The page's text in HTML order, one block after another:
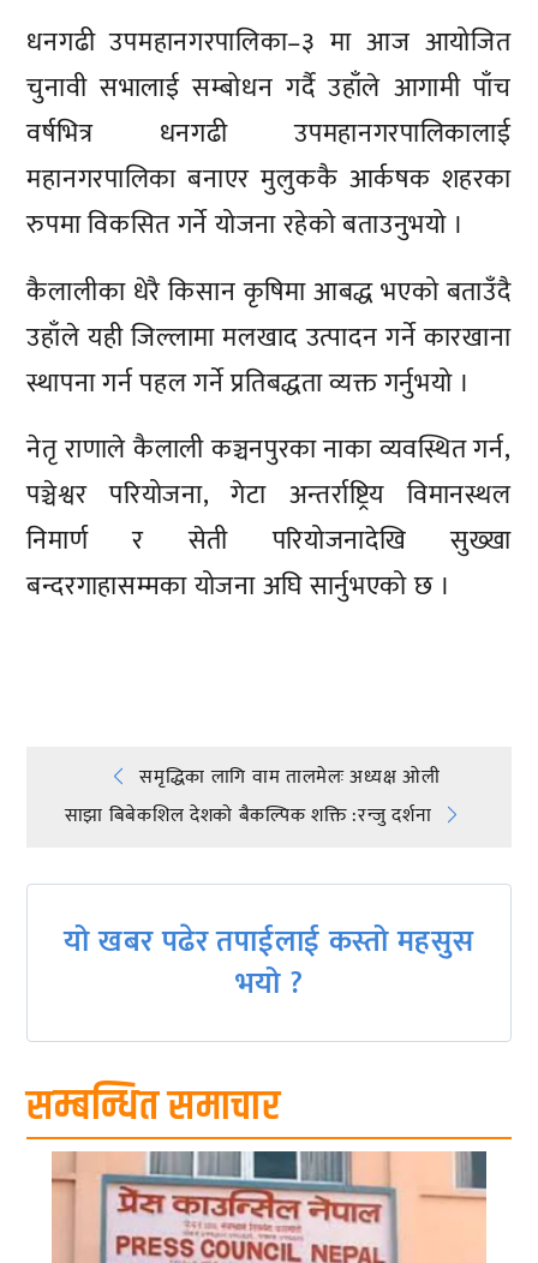
धनगढी उपमहानगरपालिका–३ मा आज आयोजित
चुनावी सभालाई सम्बोधन गर्दै उहाँले आगामी पाँच
वर्षभित्र धनगढी उपमहानगरपालिकालाई
महानगरपालिका बनाएर मुलुककै आर्कषक शहरका
रुपमा विकसित गर्ने योजना रहेको बताउनुभयो ।
कैलालीका धेरै किसान कृषिमा आबद्ध भएको बताउँदै
उहाँले यही जिल्लामा मलखाद उत्पादन गर्ने कारखाना
स्थापना गर्न पहल गर्ने प्रतिबद्धता व्यक्त गर्नुभयो ।
नेतृ राणाले कैलाली कञ्चनपुरका नाका व्यवस्थित गर्न,
पञ्चेश्वर परियोजना, गेटा अन्तर्राष्ट्रिय विमानस्थल
निमार्ण र सेती परियोजनादेखि सुख्खा
बन्दरगाहासम्मका योजना अघि सार्नुभएको छ ।
Post
navigation
समृद्धिका लागि वाम तालमेलः अध्यक्ष ओली
साझा बिबेकशिल देशकाे बैकल्पिक शक्ति :रन्जु दर्शना
यो खबर पढेर तपाईलाई कस्तो महसुस
भयो ?
सम्बन्धित समाचार